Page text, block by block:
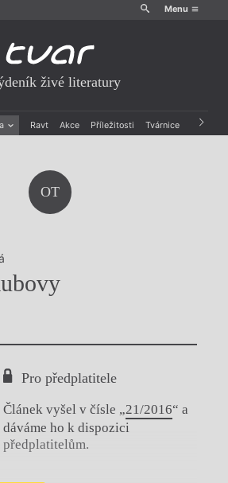
Menu
živé literatury
Ravt Akce Příležitosti Tvárnice Archiv
OT
Pro předplatitele
Článek vyšel v čísle „21/2016“ a
dáváme ho k dispozici
předplatitelům.